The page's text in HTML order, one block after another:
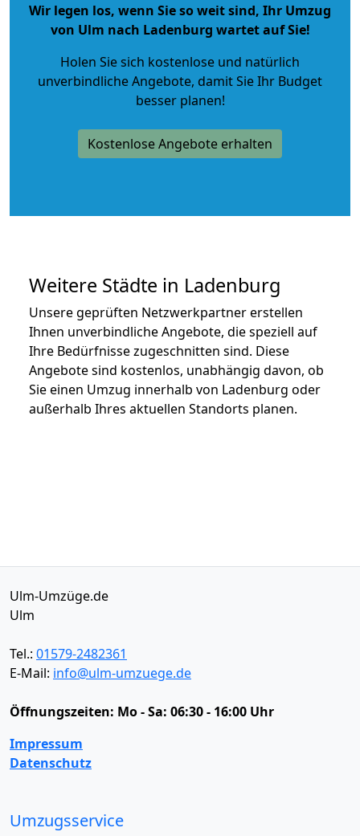
Wir legen los, wenn Sie so weit sind, Ihr Umzug
von Ulm nach Ladenburg wartet auf Sie!
Holen Sie sich kostenlose und natürlich
unverbindliche Angebote, damit Sie Ihr Budget
besser planen!
Kostenlose Angebote erhalten
Weitere Städte in Ladenburg
Unsere geprüften Netzwerkpartner erstellen
Ihnen unverbindliche Angebote, die speziell auf
Ihre Bedürfnisse zugeschnitten sind. Diese
Angebote sind kostenlos, unabhängig davon, ob
Sie einen Umzug innerhalb von Ladenburg oder
außerhalb Ihres aktuellen Standorts planen.
Ulm-Umzüge.de
Ulm
Tel.: 01579-2482361
E-Mail: info@ulm-umzuege.de
Öffnungszeiten: Mo - Sa: 06:30 - 16:00 Uhr
Impressum
Datenschutz
Umzugsservice